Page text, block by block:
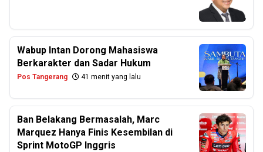
Wabup Intan Dorong Mahasiswa
Berkarakter dan Sadar Hukum
Pos Tangerang 41 menit yang lalu
Ban Belakang Bermasalah, Marc
Marquez Hanya Finis Kesembilan di
Sprint MotoGP Inggris